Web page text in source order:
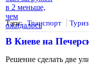
Тэги: Транспорт
В Киеве на
Решение сделать две